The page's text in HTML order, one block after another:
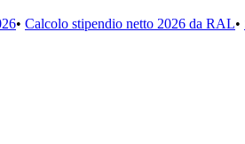
• Calcolo stipendio netto 2026 da RAL•